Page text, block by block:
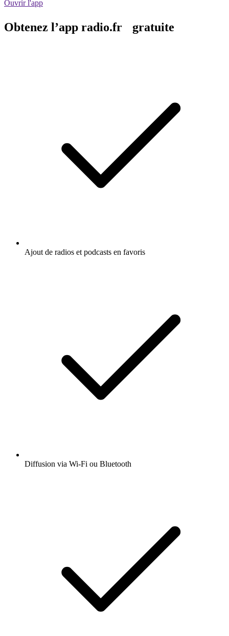
Ouvrir l'app
Obtenez l’app radio.fr gratuite
Ajout de radios et podcasts en favoris
Diffusion via Wi-Fi ou Bluetooth